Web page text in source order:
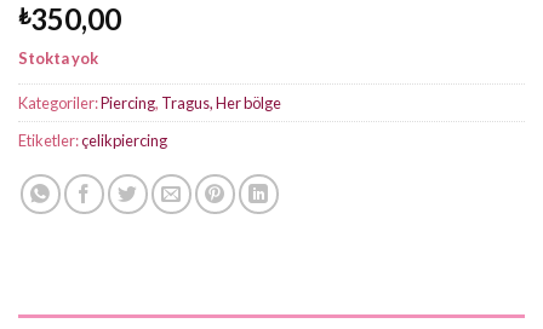
₺350,00
Stokta yok
Kategoriler:Piercing, Tragus, Her bölge
Etiketler:çelikpiercing